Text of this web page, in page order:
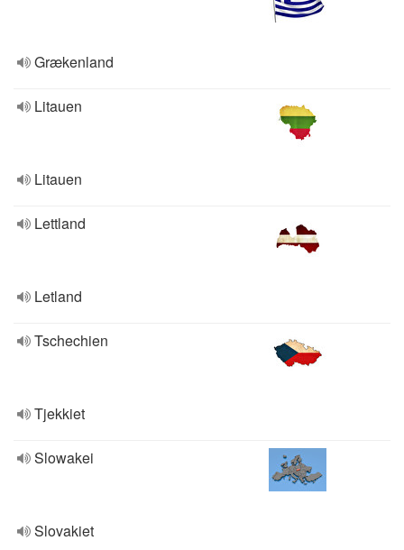
Grækenland
Litauen
Litauen
Lettland
Letland
Tschechien
Tjekkiet
Slowakei
Slovakiet